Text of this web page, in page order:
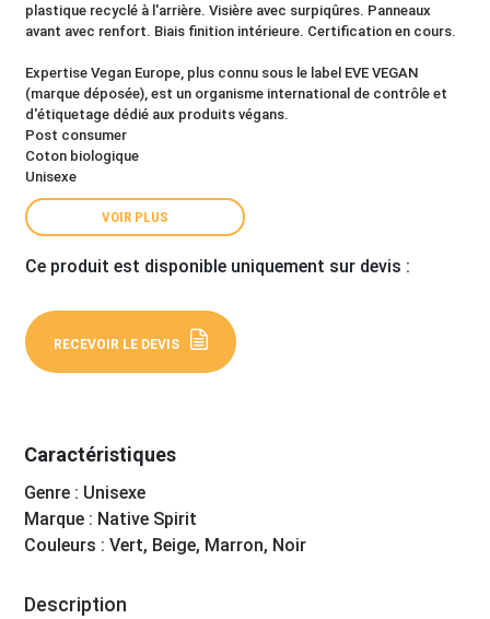
plastique recyclé à l'arrière. Visière avec surpiqûres. Panneaux
avant avec renfort. Biais finition intérieure. Certification en cours.
Expertise Vegan Europe, plus connu sous le label EVE VEGAN
(marque déposée), est un organisme international de contrôle et
d'étiquetage dédié aux produits végans.
Post consumer
Coton biologique
Unisexe
VOIR PLUS
Ce produit est disponible uniquement sur devis :
RECEVOIR LE DEVIS
Caractéristiques
Genre : Unisexe
Marque : Native Spirit
Couleurs : Vert, Beige, Marron, Noir
Description